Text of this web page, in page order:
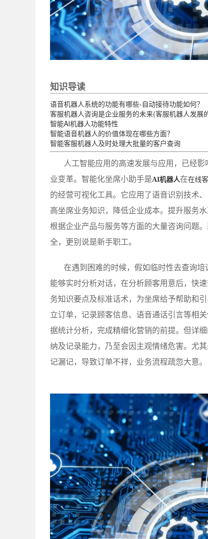
知识导读
语音机器人系统的功能有哪些-自动接待功能如何？
客服机器人咨询是企业服务的未来(客服机器人发展
智能AI机器人功能特性
智能语音机器人的价值体现在哪些方面？
智能客服机器人及时处理大批量的客户查询
人工智能应用的高速发展与应用，已经
业变革。智能化坐席小助手是AI机器人在在线
的经营可视化工具。它应用了语音识别技术
高坐席业务知识，降低企业成本。提升服务
根据企业产品与服务等方面的大量咨询问题
全，更别说是新手职工。
在遇到困难的时候，假如临时性去查询培
能够实时分析对话，在分析顾客用意后，快
务知识要点及标准话术，为坐席给予帮助和
立订单，记录顾客信息、语音通话引言等相
据统计分析，完成精细化营销的前提。但详
纳及记录能力，乃至会因主观情绪危害。尤
记漏记，导致订单不祥，业务流程疏忽大意。